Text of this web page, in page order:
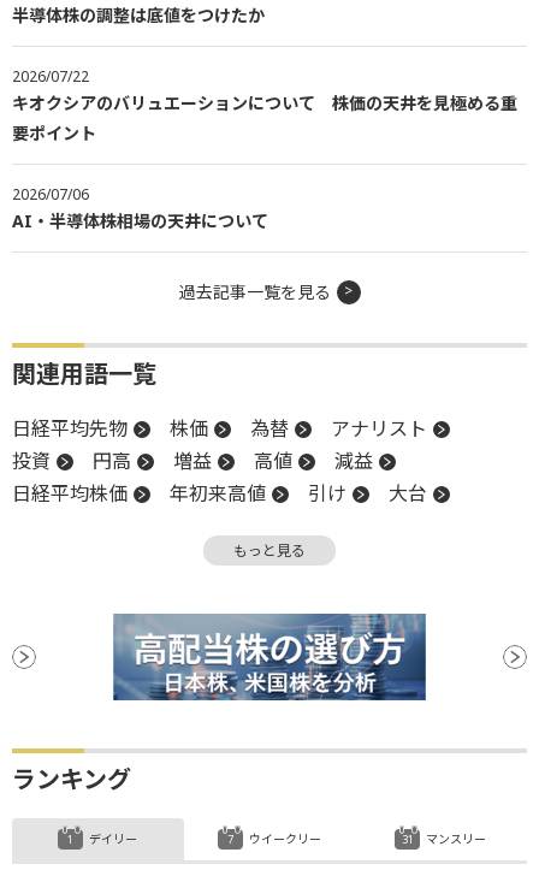
半導体株の調整は底値をつけたか
2026/07/22
キオクシアのバリュエーションについて 株価の天井を見極める重
要ポイント
2026/07/06
AI・半導体株相場の天井について
過去記事一覧を見る
関連用語一覧
日経平均先物 株価 為替
アナリスト
投資
円高 増益 高値
減益
日経平均株価
年初来高値 引け
大台
もっと見る
ランキング
デイリー ウイークリー マンスリー